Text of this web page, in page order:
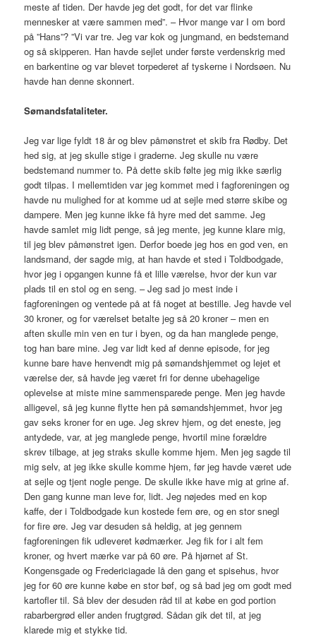
meste af tiden. Der havde jeg det godt, for det var flinke
mennesker at være sammen med”. – Hvor mange var I om bord
på ”Hans”? ”Vi var tre. Jeg var kok og jungmand, en bedstemand
og så skipperen. Han havde sejlet under første verdenskrig med
en barkentine og var blevet torpederet af tyskerne i Nordsøen. Nu
havde han denne skonnert.
Sømandsfataliteter.
Jeg var lige fyldt 18 år og blev påmønstret et skib fra Rødby. Det
hed sig, at jeg skulle stige i graderne. Jeg skulle nu være
bedstemand nummer to. På dette skib følte jeg mig ikke særlig
godt tilpas. I mellemtiden var jeg kommet med i fagforeningen og
havde nu mulighed for at komme ud at sejle med større skibe og
dampere. Men jeg kunne ikke få hyre med det samme. Jeg
havde samlet mig lidt penge, så jeg mente, jeg kunne klare mig,
til jeg blev påmønstret igen. Derfor boede jeg hos en god ven, en
landsmand, der sagde mig, at han havde et sted i Toldbodgade,
hvor jeg i opgangen kunne få et lille værelse, hvor der kun var
plads til en stol og en seng. – Jeg sad jo mest inde i
fagforeningen og ventede på at få noget at bestille. Jeg havde vel
30 kroner, og for værelset betalte jeg så 20 kroner – men en
aften skulle min ven en tur i byen, og da han manglede penge,
tog han bare mine. Jeg var lidt ked af denne episode, for jeg
kunne bare have henvendt mig på sømandshjemmet og lejet et
værelse der, så havde jeg været fri for denne ubehagelige
oplevelse at miste mine sammensparede penge. Men jeg havde
alligevel, så jeg kunne flytte hen på sømandshjemmet, hvor jeg
gav seks kroner for en uge. Jeg skrev hjem, og det eneste, jeg
antydede, var, at jeg manglede penge, hvortil mine forældre
skrev tilbage, at jeg straks skulle komme hjem. Men jeg sagde til
mig selv, at jeg ikke skulle komme hjem, før jeg havde været ude
at sejle og tjent nogle penge. De skulle ikke have mig at grine af.
Den gang kunne man leve for, lidt. Jeg nøjedes med en kop
kaffe, der i Toldbodgade kun kostede fem øre, og en stor snegl
for fire øre. Jeg var desuden så heldig, at jeg gennem
fagforeningen fik udleveret kødmærker. Jeg fik for i alt fem
kroner, og hvert mærke var på 60 øre. På hjørnet af St.
Kongensgade og Fredericiagade lå den gang et spisehus, hvor
jeg for 60 øre kunne købe en stor bøf, og så bad jeg om godt med
kartofler til. Så blev der desuden råd til at købe en god portion
rabarbergrød eller anden frugtgrød. Sådan gik det til, at jeg
klarede mig et stykke tid.